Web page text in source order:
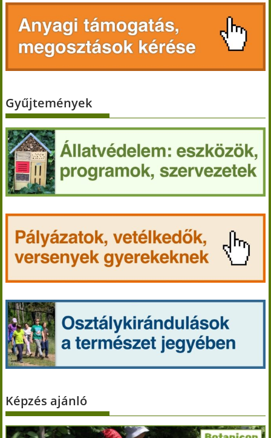
Gyűjtemények
Képzés ajánló